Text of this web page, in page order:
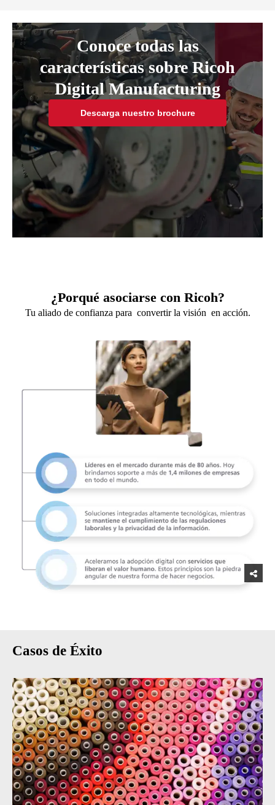
Conoce todas las
características sobre Ricoh
Digital Manufacturing
Descarga nuestro brochure
¿Porqué asociarse con Ricoh?
Tu aliado de confianza para convertir la visión en acción.
Casos de Éxito